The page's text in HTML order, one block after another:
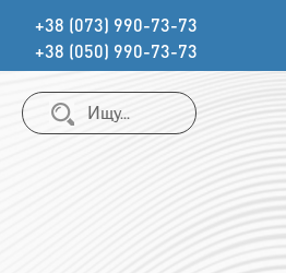
+38 (073) 990-73-73
+38 (050) 990-73-73